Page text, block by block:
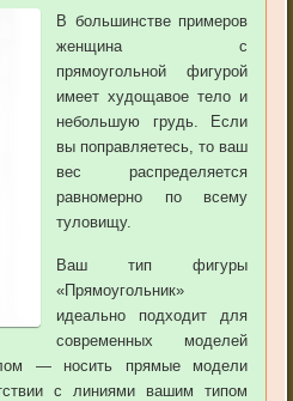
В большинстве примеров
женщина с
прямоугольной фигурой
имеет худощавое тело и
небольшую грудь. Если
вы поправляетесь, то ваш
вес распределяется
равномерно по всему
туловищу.
Ваш тип фигуры
«Прямоугольник»
идеально подходит для
современных моделей
— носить прямые модели
с линиями вашим типом